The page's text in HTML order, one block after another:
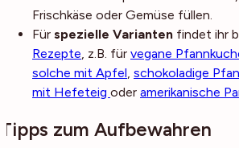
Frischkäse oder Gemüse füllen.
Für spezielle Varianten findet ihr
Rezepte, z.B. für vegane
solche mit Apfel, schokoladige
mit Hefeteig oder amerikanische
Tipps zum Aufbewahren